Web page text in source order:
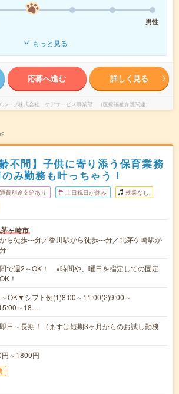
男性
もっと見る
応募へ進む 詳しく見る
ループ株式会社 ケアサービス事業部 （医療福祉介護関連）
不問】子供に寄り添う保育業務
み勤務も叶っちゃう！
費別途支給あり 土日祝日が休み 残業なし
ヶ崎市
ら徒歩---分／香川駅から徒歩---分／北茅ケ崎駅か
で週2～OK！ ※時間や、曜日を指定しての固定
！
OK▼シフト例(1)8:00～11:00(2)9:00～
～18…
即日～長期！（まずは短期3ヶ月からのお試し勤務
～1800円